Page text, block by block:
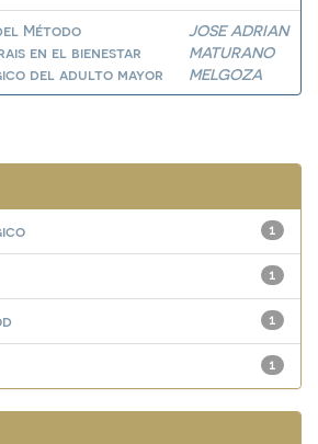
Método
en el bienestar
del adulto mayor
JOSE ADRIAN
MATURANO
MELGOZA
1
1
1
1